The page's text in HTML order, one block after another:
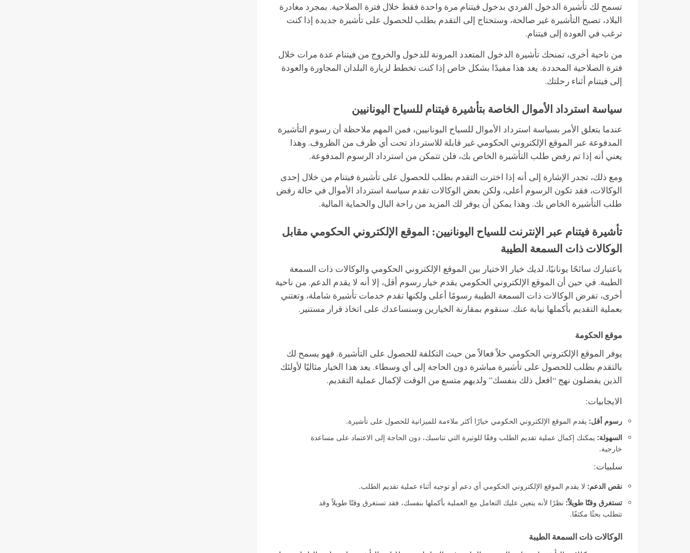
تسمح لك تأشيرة الدخول الفردي بدخول فيتنام مرة واحدة فقط خلال فترة الصلاحية. بمجرد مغادرة
البلاد، تصبح التأشيرة غير صالحة، وستحتاج إلى التقدم بطلب للحصول على تأشيرة جديدة إذا كنت
ترغب في العودة إلى فيتنام.
من ناحية أخرى، تمنحك تأشيرة الدخول المتعدد المرونة للدخول والخروج من فيتنام عدة مرات خلال
فترة الصلاحية المحددة. يعد هذا مفيدًا بشكل خاص إذا كنت تخطط لزيارة البلدان المجاورة والعودة
إلى فيتنام أثناء رحلتك.
سياسة استرداد الأموال الخاصة بتأشيرة فيتنام للسياح اليونانيين
عندما يتعلق الأمر بسياسة استرداد الأموال للسياح اليونانيين، فمن المهم ملاحظة أن رسوم التأشيرة
المدفوعة عبر الموقع الإلكتروني الحكومي غير قابلة للاسترداد تحت أي ظرف من الظروف. وهذا
يعني أنه إذا تم رفض طلب التأشيرة الخاص بك، فلن تتمكن من استرداد الرسوم المدفوعة.
ومع ذلك، تجدر الإشارة إلى أنه إذا اخترت التقدم بطلب للحصول على تأشيرة فيتنام من خلال إحدى
الوكالات، فقد تكون الرسوم أعلى، ولكن بعض الوكالات تقدم سياسة استرداد الأموال في حالة رفض
طلب التأشيرة الخاص بك. وهذا يمكن أن يوفر لك المزيد من راحة البال والحماية المالية.
تأشيرة فيتنام عبر الإنترنت للسياح اليونانيين: الموقع الإلكتروني الحكومي مقابل
الوكالات ذات السمعة الطيبة
باعتبارك سائحًا يونانيًا، لديك خيار الاختيار بين الموقع الإلكتروني الحكومي والوكالات ذات السمعة
الطيبة. في حين أن الموقع الإلكتروني الحكومي يقدم خيار رسوم أقل، إلا أنه لا يقدم الدعم. من ناحية
أخرى، تفرض الوكالات ذات السمعة الطيبة رسومًا أعلى ولكنها تقدم خدمات تأشيرة شاملة، وتعتني
بعملية التقديم بأكملها نيابة عنك. سنقوم بمقارنة الخيارين وسنساعدك على اتخاذ قرار مستنير.
موقع الحكومة
يوفر الموقع الإلكتروني الحكومي حلاً فعالاً من حيث التكلفة للحصول على التأشيرة. فهو يسمح لك
بالتقدم بطلب للحصول على تأشيرة مباشرة دون الحاجة إلى أي وسطاء. يعد هذا الخيار مثاليًا لأولئك
الذين يفضلون نهج “افعل ذلك بنفسك” ولديهم متسع من الوقت لإكمال عملية التقديم.
الايجابيات:
رسوم أقل: يقدم الموقع الإلكتروني الحكومي خيارًا أكثر ملاءمة للميزانية للحصول على تأشيرة.
السهولة: يمكنك إكمال عملية تقديم الطلب وفقًا للوتيرة التي تناسبك، دون الحاجة إلى الاعتماد على مساعدة
خارجية.
سلبيات:
نقص الدعم: لا يقدم الموقع الإلكتروني الحكومي أي دعم أو توجيه أثناء عملية تقديم الطلب.
تستغرق وقتًا طويلاً: نظرًا لأنه يتعين عليك التعامل مع العملية بأكملها بنفسك، فقد تستغرق وقتًا طويلاً وقد
تتطلب بحثًا مكثفًا.
الوكالات ذات السمعة الطيبة